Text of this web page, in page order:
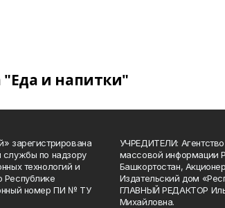
"Еда и напитки"
зарегистрирована
по надзору
технологий и
Республике
номер ПИ № ТУ
УЧРЕДИТЕЛИ:
массовой информации
Башкортостан,
Издательский дом
ГЛАВНЫЙ РЕДАКТОР
Михайловна.